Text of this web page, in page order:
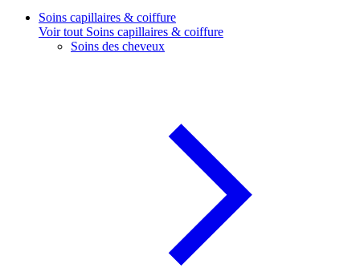
Soins capillaires & coiffure
Voir tout Soins capillaires & coiffure
Soins des cheveux